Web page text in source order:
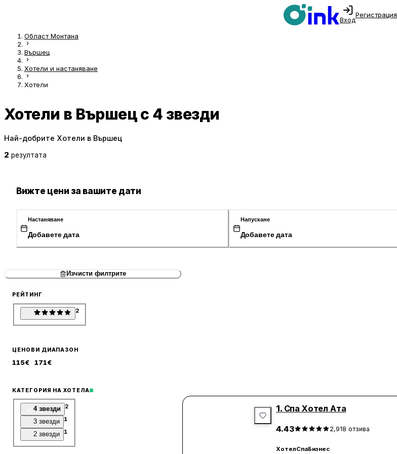
Вход
Регистрация
Област Монтана
Вършец
Хотели и настаняване
Хотели
Хотели в Вършец с 4 звезди
Най-добрите Хотели в Вършец
2 резултата
Вижте цени за вашите дати
Настаняване
Добавете дата
Напускане
Добавете дата
Изчисти филтрите
РЕЙТИНГ
2
ЦЕНОВИ ДИАПАЗОН
115€ 171€
КАТЕГОРИЯ НА ХОТЕЛА
4 звезди 2
3 звезди 1
2 звезди 1
1. Спа Хотел Ата
4.43 2,918 отзива
ХотелСпаБизнес